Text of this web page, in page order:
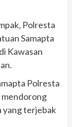
Polresta
Samapta
Kawasan
Polresta
mendorong
yang terjebak